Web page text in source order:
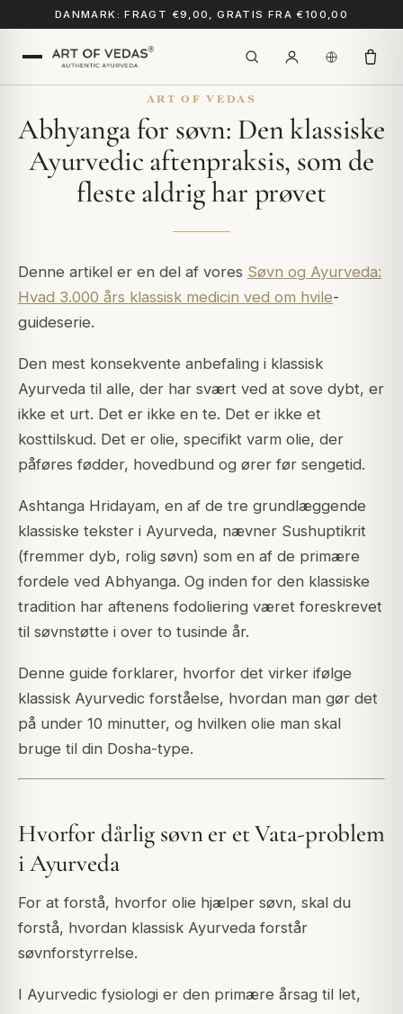
DANMARK: FRAGT €9,00, GRATIS FRA €100,00
ART OF VEDAS
Abhyanga for søvn: Den klassiske
Ayurvedic aftenpraksis, som de
fleste aldrig har prøvet
Denne artikel er en del af vores Søvn og Ayurveda:
Hvad 3.000 års klassisk medicin ved om hvile-
guideserie.
Den mest konsekvente anbefaling i klassisk
Ayurveda til alle, der har svært ved at sove dybt, er
ikke et urt. Det er ikke en te. Det er ikke et
kosttilskud. Det er olie, specifikt varm olie, der
påføres fødder, hovedbund og ører før sengetid.
Ashtanga Hridayam, en af de tre grundlæggende
klassiske tekster i Ayurveda, nævner Sushuptikrit
(fremmer dyb, rolig søvn) som en af de primære
fordele ved Abhyanga. Og inden for den klassiske
tradition har aftenens fodoliering været foreskrevet
til søvnstøtte i over to tusinde år.
Denne guide forklarer, hvorfor det virker ifølge
klassisk Ayurvedic forståelse, hvordan man gør det
på under 10 minutter, og hvilken olie man skal
bruge til din Dosha-type.
Hvorfor dårlig søvn er et Vata-problem
i Ayurveda
For at forstå, hvorfor olie hjælper søvn, skal du
forstå, hvordan klassisk Ayurveda forstår
søvnforstyrrelse.
I Ayurvedic fysiologi er den primære årsag til let,